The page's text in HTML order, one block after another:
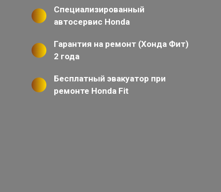
Специализированный
автосервис Honda
Гарантия на ремонт (Хонда Фит)
2 года
Бесплатный эвакуатор при
ремонте Honda Fit